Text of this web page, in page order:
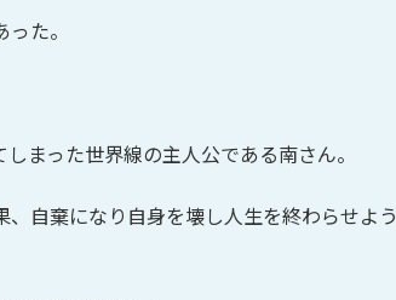
た。
まった世界線の主人公である南さん。
自棄になり自身を壊し人生を終わらせよう